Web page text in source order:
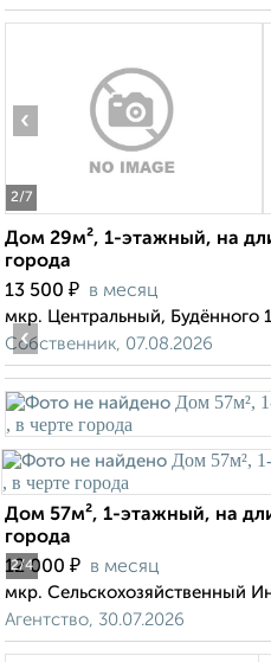
2/7
‹
Дом 29м², 1-этажный, на
города
13 500 ₽ в месяц
мкр. Центральный, Будённого
Собственник, 07.08.2026
2/4
‹
Дом 57м², 1-этажный, на
города
12 000 ₽ в месяц
мкр. Сельскохозяйственный
Агентство, 30.07.2026